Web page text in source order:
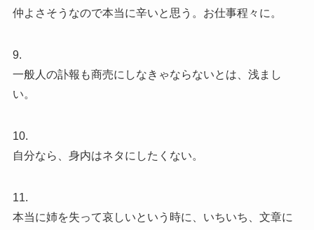
仲よさそうなので本当に辛いと思う。お仕事程々に。
9.
一般人の訃報も商売にしなきゃならないとは、浅まし
い。
10.
自分なら、身内はネタにしたくない。
11.
本当に姉を失って哀しいという時に、いちいち、文章に